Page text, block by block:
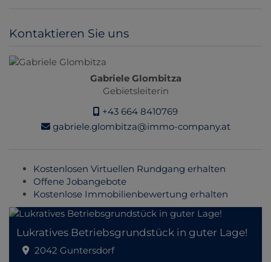
Kontaktieren Sie uns
Gabriele Glombitza
Gebietsleiterin
+43 664 8410769
gabriele.glombitza@immo-company.at
Kostenlosen Virtuellen Rundgang erhalten
Offene Jobangebote
Kostenlose Immobilienbewertung erhalten
Lukratives Betriebsgrundstück in guter Lage!
2042 Guntersdorf